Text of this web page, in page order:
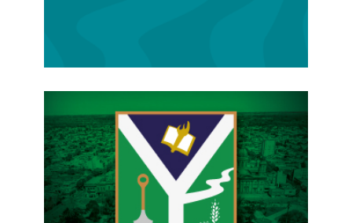
es accidente, es una herramienta.
Porque el poder económico no sólo busca
rentabilidad, busca disciplinamiento. El conflicto
permanente no es un error del sistema, es su
combustible: generar incertidumbre, desgastar la
resistencia colectiva y naturalizar el sacrificio
ajeno son formas de gobierno tan efectivas